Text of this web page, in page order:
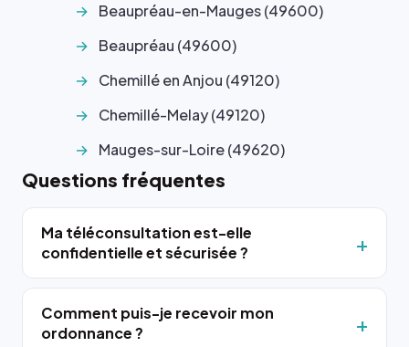
Beaupréau-en-Mauges (49600)
Beaupréau (49600)
Chemillé en Anjou (49120)
Chemillé-Melay (49120)
Mauges-sur-Loire (49620)
Questions fréquentes
Ma téléconsultation est-elle
confidentielle et sécurisée ?
Comment puis-je recevoir mon
ordonnance ?